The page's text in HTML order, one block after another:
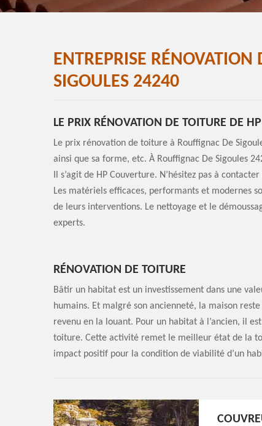
ENTREPRISE
SIGOULES 24240
LE PRIX RÉNOVATION DE TOITURE DE
Le prix rénovation de toiture à Rouffignac De
ainsi que sa forme, etc. À Rouffignac De Sigoules
Il s’agit de HP Couverture. N’hésitez pas à
Les matériels efficaces, performants et modernes
de leurs interventions. Le nettoyage et le
experts.
RÉNOVATION DE TOITURE
Bâtir un habitat est un investissement dans une
humains. Et malgré son ancienneté, la maison
revenu en la louant. Pour un habitat à l’ancien, il
toiture. Cette activité remet le meilleur état de la
impact positif pour la condition de viabilité d’un